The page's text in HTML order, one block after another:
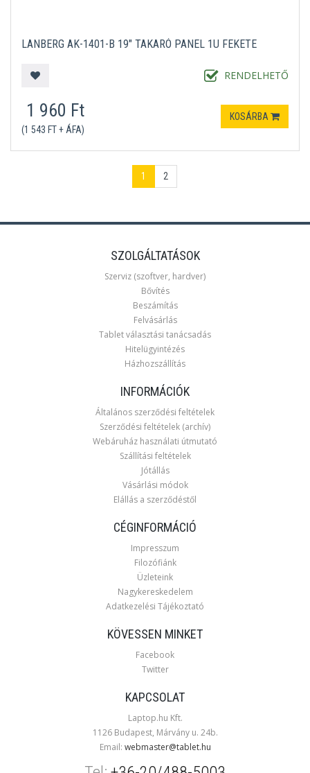
LANBERG AK-1401-B 19" TAKARÓ PANEL 1U FEKETE
RENDELHETŐ
1 960 Ft
(1 543 FT + ÁFA)
KOSÁRBA
1 2
SZOLGÁLTATÁSOK
Szerviz (szoftver, hardver)
Bővítés
Beszámítás
Felvásárlás
Tablet választási tanácsadás
Hitelügyintézés
Házhozszállítás
INFORMÁCIÓK
Általános szerződési feltételek
Szerződési feltételek (archív)
Webáruház használati útmutató
Szállítási feltételek
Jótállás
Vásárlási módok
Elállás a szerződéstől
CÉGINFORMÁCIÓ
Impresszum
Filozófiánk
Üzleteink
Nagykereskedelem
Adatkezelési Tájékoztató
KÖVESSEN MINKET
Facebook
Twitter
KAPCSOLAT
Laptop.hu Kft.
1126 Budapest, Márvány u. 24b.
Email: webmaster@tablet.hu